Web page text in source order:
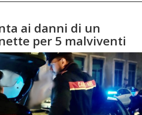
ai danni di un
per 5 malviventi